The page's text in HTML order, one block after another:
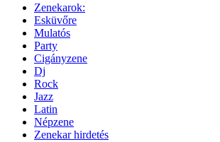
Zenekarok:
Esküvőre
Mulatós
Party
Cigányzene
Dj
Rock
Jazz
Latin
Népzene
Zenekar hirdetés